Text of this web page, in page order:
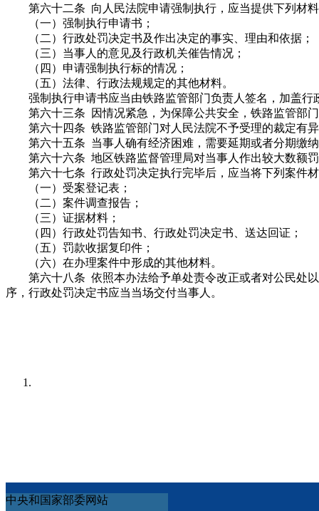
第六十二条 向人民法院申请强制执行，应当提供下列材
（一）强制执行申请书；
（二）行政处罚决定书及作出决定的事实、理由和依据；
（三）当事人的意见及行政机关催告情况；
（四）申请强制执行标的情况；
（五）法律、行政法规规定的其他材料。
强制执行申请书应当由铁路监管部门负责人签名，加盖行
第六十三条 因情况紧急，为保障公共安全，铁路监管部门
第六十四条 铁路监管部门对人民法院不予受理的裁定有异
第六十五条 当事人确有经济困难，需要延期或者分期缴纳
第六十六条 地区铁路监督管理局对当事人作出较大数额罚
第六十七条 行政处罚决定执行完毕后，应当将下列案件材
（一）受案登记表；
（二）案件调查报告；
（三）证据材料；
（四）行政处罚告知书、行政处罚决定书、送达回证；
（五）罚款收据复印件；
（六）在办理案件中形成的其他材料。
第六十八条 依照本办法给予单处责令改正或者对公民处以
序，行政处罚决定书应当当场交付当事人。
中央和国家部委网站